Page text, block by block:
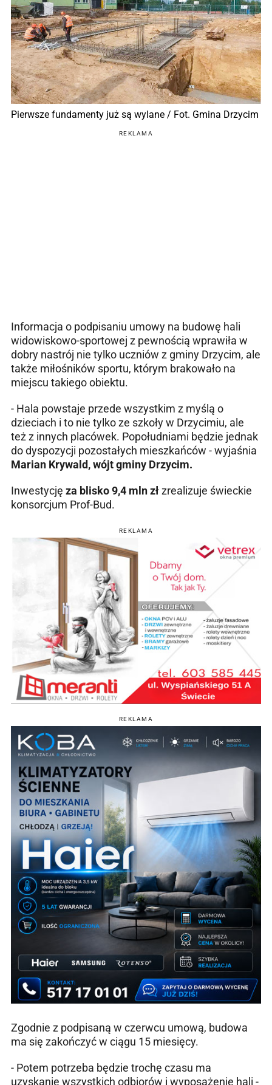
Pierwsze fundamenty już są wylane / Fot. Gmina Drzycim
REKLAMA
Informacja o podpisaniu umowy na budowę hali
widowiskowo-sportowej z pewnością wprawiła w
dobry nastrój nie tylko uczniów z gminy Drzycim, ale
także miłośników sportu, którym brakowało na
miejscu takiego obiektu.
- Hala powstaje przede wszystkim z myślą o
dzieciach i to nie tylko ze szkoły w Drzycimiu, ale
też z innych placówek. Popołudniami będzie jednak
do dyspozycji pozostałych mieszkańców - wyjaśnia
Marian Krywald, wójt gminy Drzycim.
Inwestycję za blisko 9,4 mln złzrealizuje świeckie
konsorcjum Prof-Bud.
REKLAMA
REKLAMA
Zgodnie z podpisaną w czerwcu umową, budowa
ma się zakończyć w ciągu 15 miesięcy.
- Potem potrzeba będzie trochę czasu ma
uzyskanie wszystkich odbiorów i wyposażenie hali -